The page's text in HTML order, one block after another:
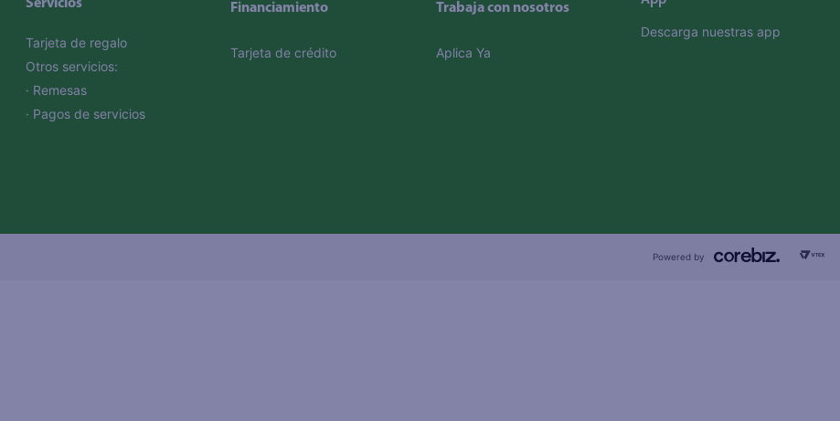
Servicios
Tarjeta de regalo
Otros servicios:
· Remesas
· Pagos de servicios
Financiamiento
Tarjeta de crédito
Trabaja con nosotros
Aplica Ya
Descarga nuestras app
Powered by